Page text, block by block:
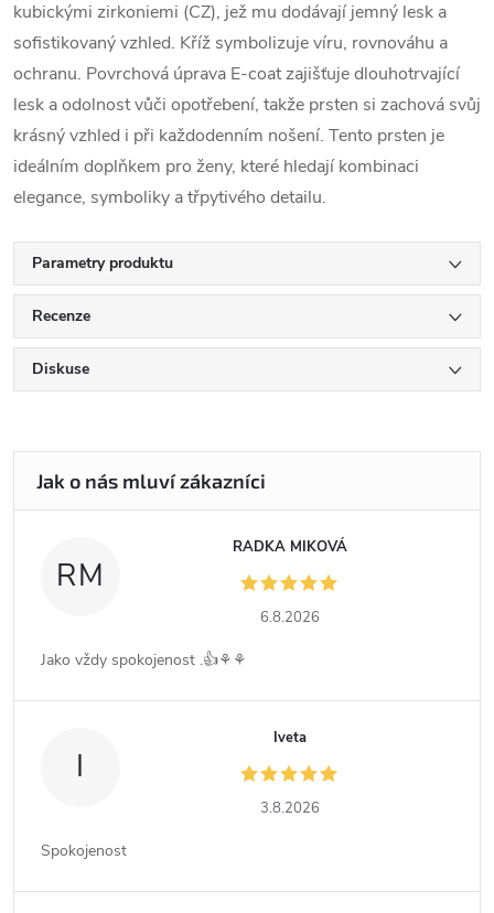
kubickými zirkoniemi (CZ), jež mu dodávají jemný lesk a
sofistikovaný vzhled. Kříž symbolizuje víru, rovnováhu a
ochranu. Povrchová úprava E-coat zajišťuje dlouhotrvající
lesk a odolnost vůči opotřebení, takže prsten si zachová svůj
krásný vzhled i při každodenním nošení. Tento prsten je
ideálním doplňkem pro ženy, které hledají kombinaci
elegance, symboliky a třpytivého detailu.
Parametry produktu
Recenze
Diskuse
RM
RADKA MIKOVÁ
6.8.2026
Jako vždy spokojenost .👍⚘️⚘️
I
Iveta
3.8.2026
Spokojenost